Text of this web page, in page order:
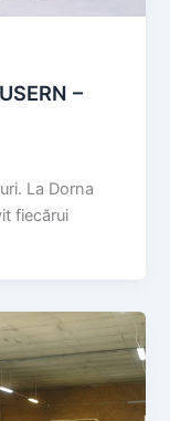
–
La Dorna
fiecărui